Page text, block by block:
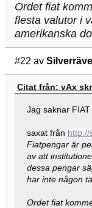
Ordet fiat
flesta valutor i
amerikanska
#22 av
Citat från: vAx
Jag saknar FIAT
saxat från http://
Fiatpengar är
av att
dessa pengar
har inte någon
Ordet fiat